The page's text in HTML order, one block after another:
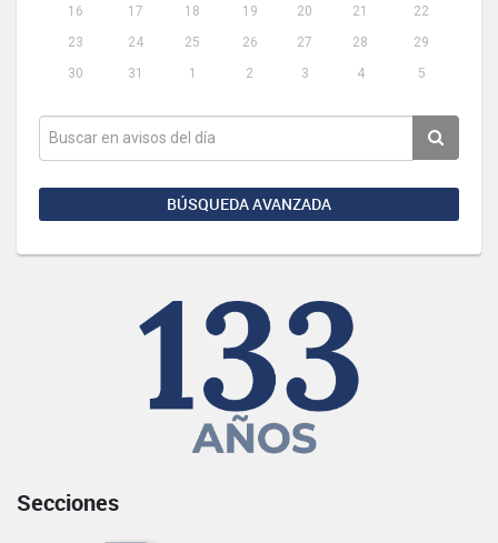
16
17 18 19 20 21
22
23
24 25 26 27 28
29
30
31 1 2 3 4 5
BÚSQUEDA AVANZADA
Secciones